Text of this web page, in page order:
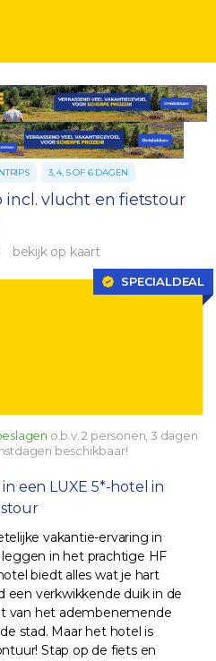
3, 4, 5 OF 6 DAGEN
incl. vlucht en fietstour
bekijk op kaart
SPECIALDEAL
o.b.v. 2 personen, 3 dagen
beschikbaar!
een LUXE 5*-hotel in
vakantie-ervaring in
in het prachtige HF
biedt alles wat je hart
een verkwikkende duik in de
van het adembenemende
stad. Maar het hotel is
Stap op de fiets en